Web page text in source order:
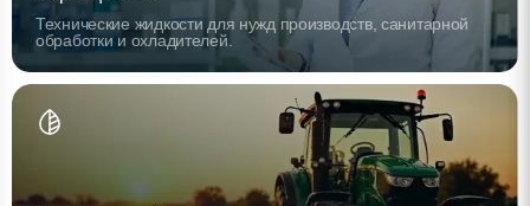
Технические жидкости для нужд производств, санитарной
обработки и охладителей.